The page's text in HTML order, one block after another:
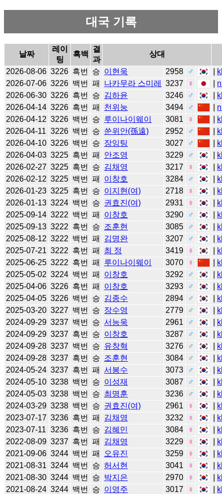
대국 기록
날짜
레이
팅
흑백
결
과
상대
2026-08-06 3226 흑번 승 이현욱 2958 ♂
2026-07-06 3226 백번 패 나카무라 스미레 3237 ♀
2026-06-30 3226 흑번 승 김하윤 3246 ♂
2026-04-14 3226 흑번 패 천위눙 3494 ♂
2026-04-12 3226 백번 승 루이나이웨이 3081 ♀
2026-04-11 3226 백번 승 쑨위안(孫遠) 2952 ♂
2026-04-10 3226 백번 승 장잉팅 3027 ♂
2026-04-03 3225 흑번 패 안조영 3229 ♂
2026-02-27 3225 흑번 승 김채영 3217 ♀
2026-02-12 3225 백번 패 이창호 3284 ♂
2026-01-23 3225 흑번 승 이지현(여) 2718 ♀
2026-01-13 3224 백번 승 권효진(여) 2931 ♀
2025-09-14 3222 백번 패 이창호 3290 ♂
2025-09-13 3222 흑번 승 조훈현 3085 ♂
2025-08-12 3222 백번 패 김명완 3207 ♂
2025-07-21 3222 흑번 패 최 정 3419 ♀
2025-06-25 3222 흑번 패 루이나이웨이 3070 ♀
2025-05-02 3224 백번 패 이창호 3292 ♂
2025-04-06 3226 흑번 패 이창호 3293 ♂
2025-04-05 3226 백번 승 김종수 2894 ♂
2025-03-20 3227 백번 승 장수영 2779 ♂
2024-09-29 3237 백번 승 서능욱 2961 ♂
2024-09-29 3237 흑번 승 이창호 3287 ♂
2024-09-28 3237 백번 승 유창혁 3276 ♂
2024-09-28 3237 흑번 승 조훈현 3084 ♂
2024-05-24 3237 흑번 패 서봉수 3073 ♂
2024-05-10 3238 백번 승 이성재 3087 ♂
2024-05-03 3238 백번 승 최명훈 3236 ♂
2024-03-29 3238 백번 승 권효진(여) 2961 ♀
2023-07-17 3236 흑번 패 김채영 3232 ♀
2023-07-11 3236 흑번 승 김혜민 3084 ♀
2022-08-09 3237 흑번 패 김채영 3229 ♀
2021-09-06 3244 백번 패 오유진 3259 ♀
2021-08-31 3244 백번 승 허서현 3041 ♀
2021-08-30 3244 백번 승 박지은 2970 ♀
2021-08-24 3244 백번 승 이영주 3017 ♀